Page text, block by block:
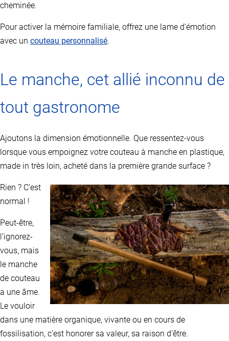
cheminée.
Pour activer la mémoire familiale, offrez une lame d’émotion
avec un couteau personnalisé.
Le manche, cet allié inconnu de
tout gastronome
Ajoutons la dimension émotionnelle. Que ressentez-vous
lorsque vous empoignez votre couteau à manche en plastique,
made in très loin, acheté dans la première grande surface ?
Rien ? C’est
normal !
Peut-être,
l’ignorez-
vous, mais
le manche
de couteau
a une âme.
Le vouloir
dans une matière organique, vivante ou en cours de
fossilisation, c’est honorer sa valeur, sa raison d’être.